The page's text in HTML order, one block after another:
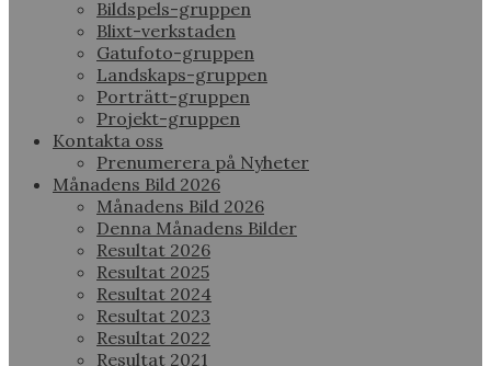
Bildspels-gruppen
Blixt-verkstaden
Gatufoto-gruppen
Landskaps-gruppen
Porträtt-gruppen
Projekt-gruppen
Kontakta oss
Prenumerera på Nyheter
Månadens Bild 2026
Månadens Bild 2026
Denna Månadens Bilder
Resultat 2026
Resultat 2025
Resultat 2024
Resultat 2023
Resultat 2022
Resultat 2021